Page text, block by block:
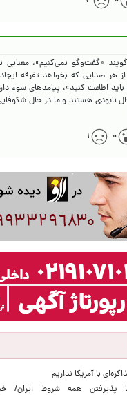
«گفت‌وگو نمی‌کنیم»، معنایی
هر صدایی که بخواهد تفرقه
اطاعت کنید»، پیامدهای سوء
نابودی هستند و ما در حال
۰ ۱
با آمریکا نداریم
همه شروط ایران/